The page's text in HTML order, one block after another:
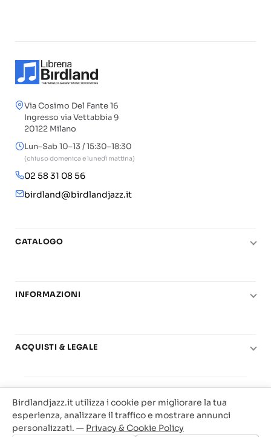
Via Cosimo Del Fante 16
Ingresso via Vettabbia 9
20122 Milano
Lun–Sab 10–13 / 15:30–18:30
(chiuso domenica e lunedì mattina)
02 58 31 08 56
birdland@birdlandjazz.it
CATALOGO
Chitarra
Basi play-along
Offerte
INFORMAZIONI
Carta del Docente
ACQUISTI & LEGALE
Privacy & Cookie
Traccia il tuo ordine
Birdland Milano. P.Iva 12093700156
Web Agency Milano
Birdlandjazz.it utilizza i cookie per migliorare la tua
esperienza, analizzare il traffico e mostrare annunci
personalizzati. — Privacy & Cookie Policy